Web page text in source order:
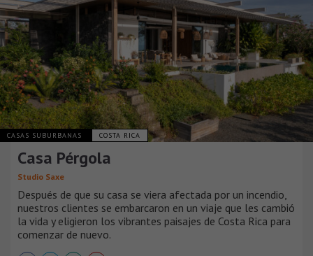
CASAS SUBURBANAS COSTA RICA
Casa Pérgola
Studio Saxe
Después de que su casa se viera afectada por un incendio,
nuestros clientes se embarcaron en un viaje que les cambió
la vida y eligieron los vibrantes paisajes de Costa Rica para
comenzar de nuevo.